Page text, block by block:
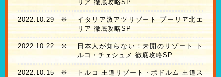
リア 徹底攻略SP
2022.10.29❊
イタリア激アツリゾート プーリア北エ
リア 徹底攻略SP
2022.10.22 ❊
日本人が知らない！未開のリゾート ト
ルコ・チェシュメ 徹底攻略SP
2022.10.15 ❊
トルコ 王道リゾート・ボドルム 王道ス